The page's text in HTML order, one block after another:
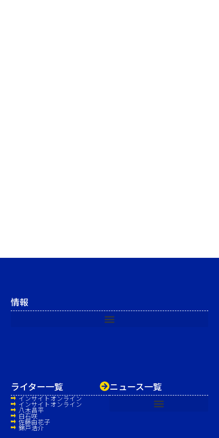
ニュース一覧
ライター一覧
インサイトオンライン
インサイトオンライン
八木昌平
白石咲
佐藤由花子
錦戸浩介
情報